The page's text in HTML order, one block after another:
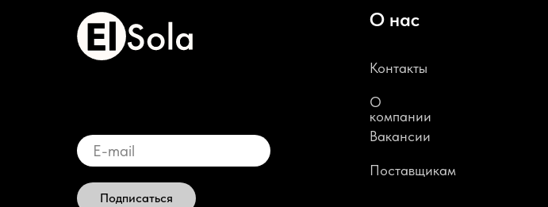
Подписаться
Контакты
Поставщикам
Вакансии
О
компании
О нас